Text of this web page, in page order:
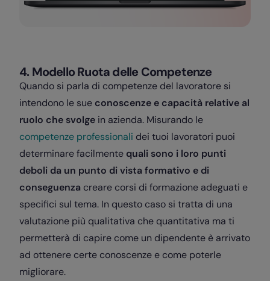
4. Modello Ruota delle Competenze
Quando si parla di competenze del lavoratore si
intendono le sue conoscenze e capacità relative al
ruolo che svolge in azienda. Misurando le
competenze professionali dei tuoi lavoratori puoi
determinare facilmente quali sono i loro punti
deboli da un punto di vista formativo e di
conseguenza creare corsi di formazione adeguati e
specifici sul tema. In questo caso si tratta di una
valutazione più qualitativa che quantitativa ma ti
permetterà di capire come un dipendente è arrivato
ad ottenere certe conoscenze e come poterle
migliorare.